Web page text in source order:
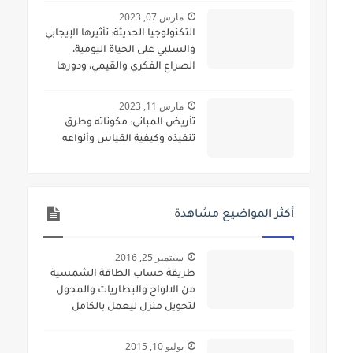
مارس 07, 2023
التكنولوجيا الحديثة: تأثيرها الإيجابي
والسلبي على الحياة اليومية،
الصراع الفكري والقيمي، ودورها
مارس 11, 2023
تأريض المباني: مكوناته وطرق
تنفيذه وكيفية القياس وأنواعه
أكثر المواضيع مشاهدة
سبتمبر 25, 2016
طريقة حساب الطاقة الشمسية
من الالواح والبطاريات والمحول
لتحويل منزل ليعمل بالكامل
يوليو 10, 2015